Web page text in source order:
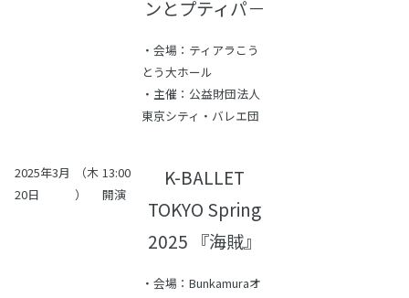
ンとプティパ－
・会場：ティアラこう
とう大ホール
・主催：公益財団法人
東京シティ・バレエ団
2025年3月
20日
（木
）
13:00
開演
K-BALLET
TOKYO Spring
2025 『海賊』
・会場：Bunkamuraオ